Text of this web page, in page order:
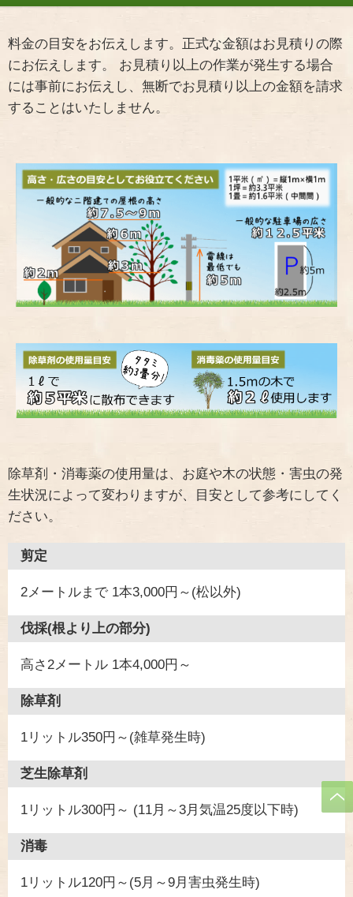
料金の目安をお伝えします。正式な金額はお見積りの際
にお伝えします。 お見積り以上の作業が発生する場合
には事前にお伝えし、無断でお見積り以上の金額を請求
することはいたしません。
除草剤・消毒薬の使用量は、お庭や木の状態・害虫の発
生状況によって変わりますが、目安として参考にしてく
ださい。
剪定
2メートルまで 1本3,000円～(松以外)
伐採(根より上の部分)
高さ2メートル 1本4,000円～
除草剤
1リットル350円～(雑草発生時)
芝生除草剤
1リットル300円～ (11月～3月気温25度以下時)
消毒
1リットル120円～(5月～9月害虫発生時)